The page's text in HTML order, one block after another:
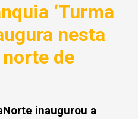
‘Turma
nesta
de
inaugurou a